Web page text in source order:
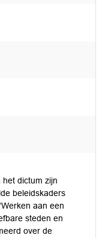
dictum zijn
beleidskaders
aan een
steden en
over de